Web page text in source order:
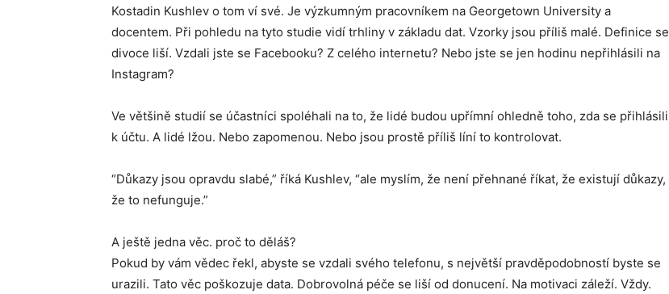
Kostadin Kushlev o tom ví své. Je výzkumným pracovníkem na Georgetown University a
docentem. Při pohledu na tyto studie vidí trhliny v základu dat. Vzorky jsou příliš malé. Definice se
divoce liší. Vzdali jste se Facebooku? Z celého internetu? Nebo jste se jen hodinu nepřihlásili na
Instagram?
Ve většině studií se účastníci spoléhali na to, že lidé budou upřímní ohledně toho, zda se přihlásili
k účtu. A lidé lžou. Nebo zapomenou. Nebo jsou prostě příliš líní to kontrolovat.
“Důkazy jsou opravdu slabé,” říká Kushlev, “ale myslím, že není přehnané říkat, že existují důkazy,
že to nefunguje.”
A ještě jedna věc. proč to děláš?
Pokud by vám vědec řekl, abyste se vzdali svého telefonu, s největší pravděpodobností byste se
urazili. Tato věc poškozuje data. Dobrovolná péče se liší od donucení. Na motivaci záleží. Vždy.